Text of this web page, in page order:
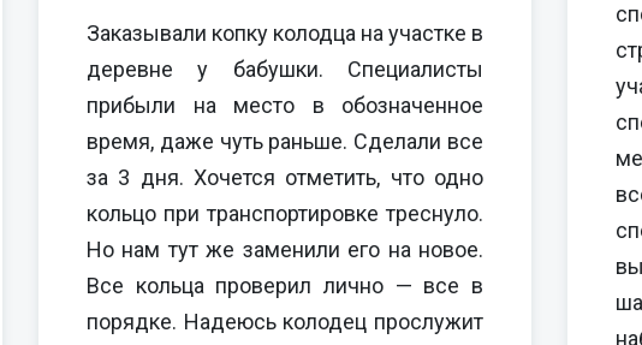
Заказывали копку колодца на участке в
деревне у бабушки. Специалисты
прибыли на место в обозначенное
время, даже чуть раньше. Сделали все
за 3 дня. Хочется отметить, что одно
кольцо при транспортировке треснуло.
Но нам тут же заменили его на новое.
Все кольца проверил лично — все в
порядке. Надеюсь колодец прослужит